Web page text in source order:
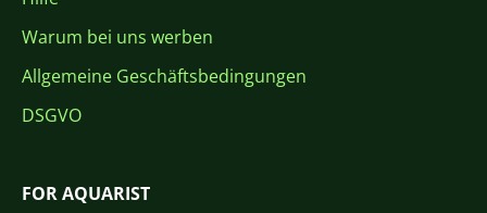
Warum bei uns werben
Allgemeine Geschäftsbedingungen
DSGVO
FOR AQUARIST